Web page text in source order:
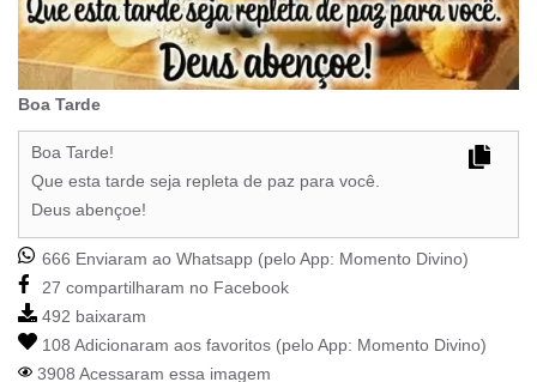
Boa Tarde
Boa Tarde!
Que esta tarde seja repleta de paz para você.
Deus abençoe!
666 Enviaram ao Whatsapp (pelo App: Momento Divino)
27 compartilharam no Facebook
492 baixaram
108 Adicionaram aos favoritos (pelo App: Momento Divino)
3908 Acessaram essa imagem